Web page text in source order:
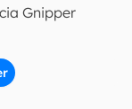
Gnipper
Termos de